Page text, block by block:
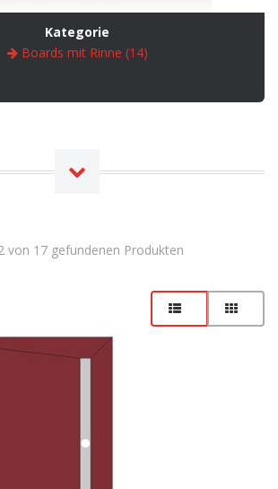
Kategorie
Boards mit Rinne (14)
von 17 gefundenen Produkten